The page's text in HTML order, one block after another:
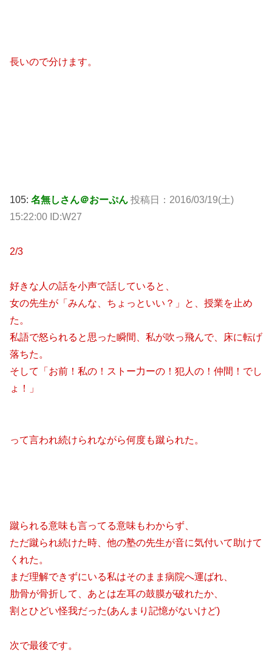
長いので分けます。
105: 名無しさん＠おーぷん 投稿日： 2016/03/19(土)
15:22:00 ID:W27
2/3
好きな人の話を小声で話していると、
女の先生が「みんな、ちょっといい？」と、授業を止め
た。
私語で怒られると思った瞬間、私が吹っ飛んで、床に転げ
落ちた。
そして「お前！私の！ストー力ーの！犯人の！仲間！でし
ょ！」
って言われ続けられながら何度も蹴られた。
蹴られる意味も言ってる意味もわからず、
ただ蹴られ続けた時、他の塾の先生が音に気付いて助けて
くれた。
まだ理解できずにいる私はそのまま病院へ運ばれ、
肋骨が骨折して、あとは左耳の鼓膜が破れたか、
割とひどい怪我だった(あんまり記憶がないけど)
次で最後です。